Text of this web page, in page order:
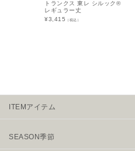
トランクス 東レ シルック®
レギュラー丈
¥3,415 （税込）
ITEMアイテム
SEASON季節